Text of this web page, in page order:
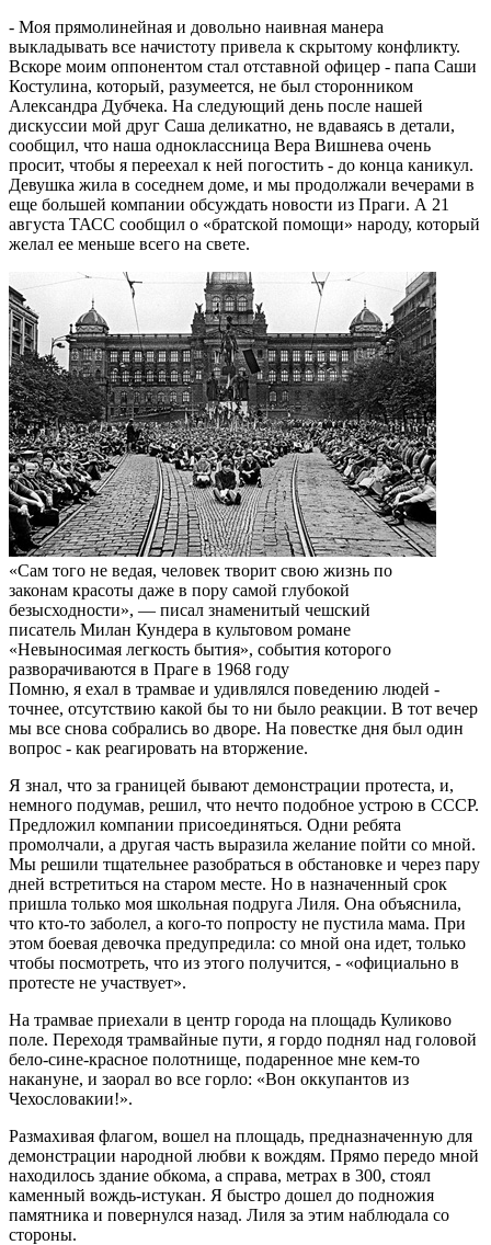
- Моя прямолинейная и довольно наивная манера
выкладывать все начистоту привела к скрытому конфликту.
Вскоре моим оппонентом стал отставной офицер - папа Саши
Кос­тулина, который, разумеется, не был сторонником
Александра Дубчека. На следующий день после нашей
дискуссии мой друг Саша деликатно, не вдаваясь в детали,
сообщил, что наша одноклассница Вера Вишнева очень
просит, чтобы я переехал к ней погостить - до конца каникул.
Девушка жила в соседнем доме, и мы продолжали вечерами в
еще большей компании обсуждать новости из Праги. А 21
августа ТАСС сообщил о «братской помощи» народу, который
желал ее меньше всего на свете.
«Сам того не ведая, человек творит свою жизнь по
законам красоты даже в пору самой глубокой
безысходности», — писал знаменитый чешский
писатель Милан Кундера в культовом романе
«Невыносимая легкость бытия», события которого
разворачиваются в Праге в 1968 году
Помню, я ехал в трамвае и удивлялся поведению людей -
точнее, отсутствию какой бы то ни было реакции. В тот вечер
мы все снова собрались во дворе. На повестке дня был один
вопрос - как реагировать на вторжение.
Я знал, что за границей бывают демонстрации протеста, и,
немного подумав, решил, что нечто подобное устрою в СССР.
Предложил компании присоединяться. Одни ребята
промолчали, а другая часть выразила желание пойти со мной.
Мы решили тщательнее разобраться в обстановке и через пару
дней встретиться на старом месте. Но в назначенный срок
пришла только моя школьная подруга Лиля. Она объяснила,
что кто-то заболел, а кого-то попросту не пустила мама. При
этом боевая девочка предупредила: со мной она идет, только
чтобы посмотреть, что из этого получится, - «официально в
протесте не участвует».
На трамвае приехали в центр города на площадь Куликово
поле. Переходя трамвайные пути, я гордо поднял над головой
бело-сине-красное полотнище, подаренное мне кем-то
накануне, и заорал во все горло: «Вон оккупантов из
Чехословакии!».
Размахивая флагом, вошел на площадь, предназначенную для
демонстрации народной любви к вождям. Прямо передо мной
находилось здание обкома, а справа, метрах в 300, стоял
каменный вождь-истукан. Я быстро дошел до подножия
памятника и повернулся назад. Лиля за этим наблюдала со
стороны.